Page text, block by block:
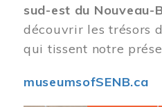
sud-est du Nouveau-
découvrir les trésors
qui tissent notre
museumsofSENB.ca